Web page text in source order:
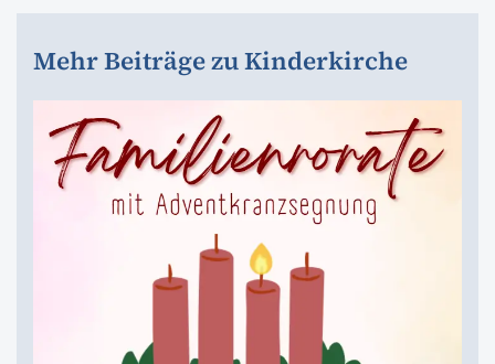
Mehr Beiträge zu Kinderkirche